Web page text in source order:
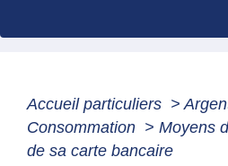
Accueil particuliers >
Consommation > Moyens
de sa carte bancaire